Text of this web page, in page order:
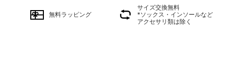
無料ラッピング
サイズ交換無料
*ソックス・インソールなど
アクセサリ類は除く